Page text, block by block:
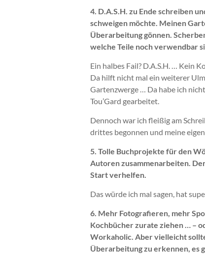
4. D.A.S.H. zu Ende schreiben
schweigen möchte. Meinen
Überarbeitung gönnen.
welche Teile noch verwendbar
Ein halbes Fail? D.A.S.H. … Kein
Da hilft nicht mal ein weiterer
Gartenzwerge … Da habe ich
Tou’Gard gearbeitet.
Dennoch war ich fleißig am
drittes begonnen und meine
5. Tolle Buchprojekte für den
Autoren zusammenarbeiten.
Start verhelfen.
Das würde ich mal sagen, hat
6. Mehr Fotografieren, mehr
Kochbücher zurate ziehen … –
Workaholic. Aber vielleicht
Überarbeitung zu erkennen, es